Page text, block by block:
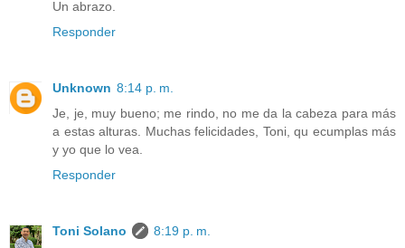
Un abrazo.
Responder
Unknown 8:14 p. m.
Je, je, muy bueno; me rindo, no me da la cabeza para más
a estas alturas. Muchas felicidades, Toni, qu ecumplas más
y yo que lo vea.
Responder
Toni Solano
8:19 p. m.